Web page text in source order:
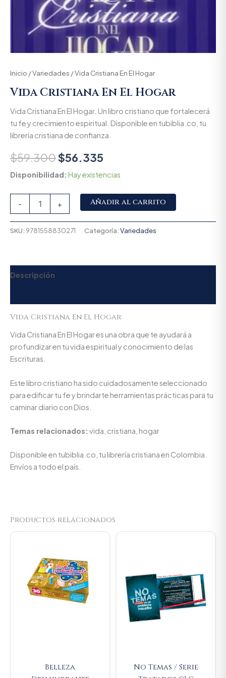
Inicio /Variedades / Vida Cristiana En El Hogar
Vida Cristiana En El Hogar
Vida Cristiana En El Hogar. Un libro cristiano que fortalecerá
tu fe y crecimiento espiritual. Disponible en tubiblia.co, tu
librería cristiana de confianza.
$59.300$56.335
Disponibilidad: Hay existencias
- + Añadir al carrito
SKU: 9781558830271 Categoría:Variedades
Descripción
Vida Cristiana En El Hogar
Vida Cristiana En El Hogar es una obra que te ayudará a
profundizar en tu vida espiritual y conocimiento de las
Escrituras.
Este libro cristiano ha sido cuidadosamente seleccionado
para edificar tu fe y brindarte herramientas prácticas para tu
caminar diario con Dios.
Temas relacionados: vida, cristiana, hogar
Disponible en tubiblia.co, tu librería cristiana en Colombia.
Envíos a todo el país.
Productos relacionados
Belleza
$14.000.
Current
No Temas / Serie
Current